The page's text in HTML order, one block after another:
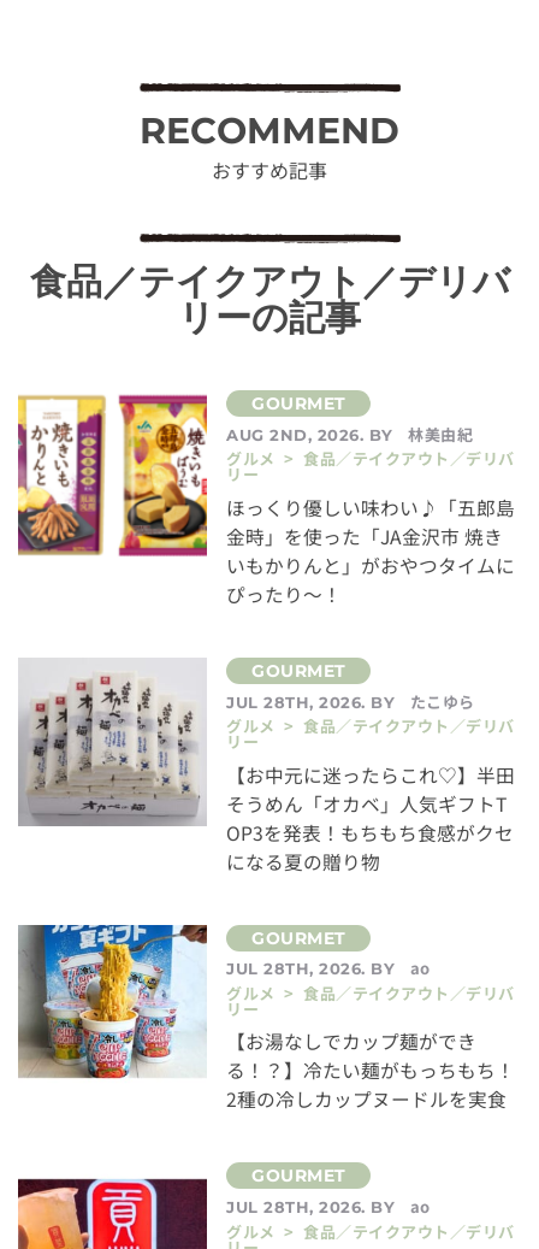
RECOMMEND
おすすめ記事
食品／テイクアウト／デリバ
リーの記事
AUG 2ND, 2026. BY
林美由紀
グルメ > 食品／テイクアウト／デリバ
リー
ほっくり優しい味わい♪「五郎島
金時」を使った「JA金沢市 焼き
いもかりんと」がおやつタイムに
ぴったり～！
JUL 28TH, 2026. BY
たこゆら
グルメ > 食品／テイクアウト／デリバ
リー
【お中元に迷ったらこれ♡】半田
そうめん「オカベ」人気ギフトT
OP3を発表！もちもち食感がクセ
になる夏の贈り物
JUL 28TH, 2026. BY
ao
グルメ > 食品／テイクアウト／デリバ
リー
【お湯なしでカップ麺ができ
る！？】冷たい麺がもっちもち！
2種の冷しカップヌードルを実食
JUL 28TH, 2026. BY
ao
グルメ > 食品／テイクアウト／デリバ